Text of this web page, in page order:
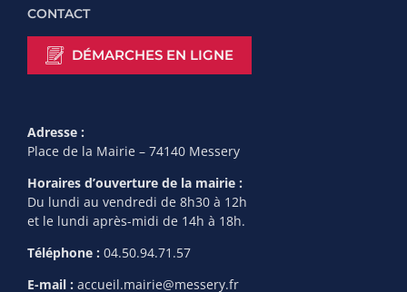
CONTACT
DÉMARCHES EN LIGNE
Adresse :
Place de la Mairie – 74140 Messery
Horaires d’ouverture de la mairie :
Du lundi au vendredi de 8h30 à 12h
et le lundi après-midi de 14h à 18h.
Téléphone : 04.50.94.71.57
E-mail : accueil.mairie@messery.fr